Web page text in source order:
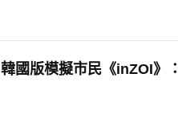
韓國版模擬市民《inZOI》